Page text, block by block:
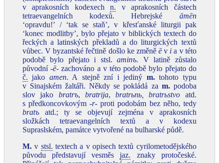
v aprakosních kodexechn. v aprakosních částech
tetraevangelních kodexů. Hebrejské āmēn
‘opravdu!’ / ‘tak se staň’, v křesťanské liturgii pak
‘konec modlitby’, bylo přejato v biblických textech do
řeckých a latinských překladů a do liturgických textů
vůbec. V byzantské řečtině došlo ke změněēv i a v této
podobě bylo přejato i stsl.aminъ. V latině zůstalo
původní ‑ē‑ zachováno a v této podobě bylo přejato do
č. jako amen. A stejně zní i jediný m.tohoto typu
v Sinajském žaltáři. Někdy se pokládá za m.podoba
slov jako bratrъ, bratrija,bratrьnь, bratrьstvo atd.
s předkoncovkovým ‑r‑ proti podobám bez něho, tedy
bratъ atd.; ty se objevují zejména v aprakosních
složkách tetraevangelních textů a v kodexu
Supraslském, památce vytvořené na bulharské půdě.
M. v stsl. textech a v opisech textů cyrilometodějského
původu představují vesměsjaz. znaky protočeské.